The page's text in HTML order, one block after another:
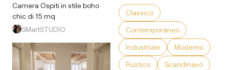
Camera Ospiti in stile boho
chic di 15 mq
SMartSTUDIO
Classico
Contemporaneo
Industriale
Moderno
Rustico
Scandinavo